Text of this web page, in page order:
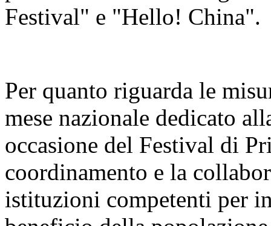
Festival" e "Hello! China".
Per quanto riguarda le
mese nazionale dedicato
occasione del Festival di
coordinamento e la
istituzioni competenti per